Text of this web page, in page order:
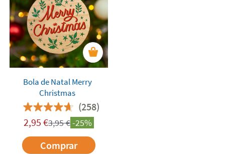
Bola de Natal Merry
Christmas
(258)
2,95 €3,95€-25%
Comprar